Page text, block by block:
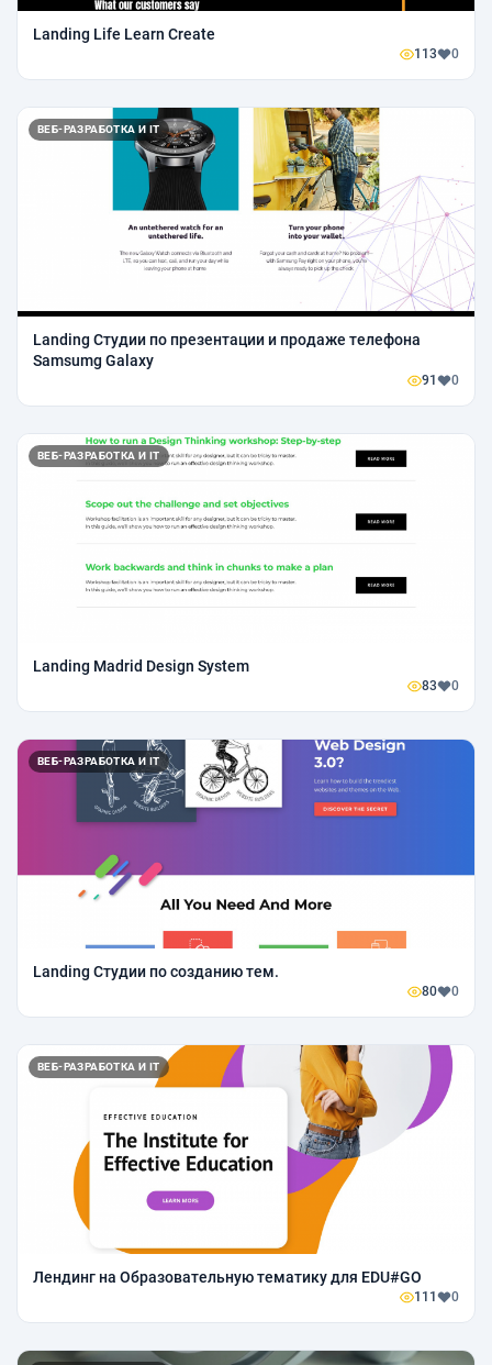
Landing Life Learn Create
113 0
ВЕБ-РАЗРАБОТКА И IT
Landing Студии по презентации и продаже телефона
Samsumg Galaxy
91 0
ВЕБ-РАЗРАБОТКА И IT
Landing Madrid Design System
83 0
ВЕБ-РАЗРАБОТКА И IT
Landing Студии по созданию тем.
80 0
ВЕБ-РАЗРАБОТКА И IT
Лендинг на Образовательную тематику для EDU#GO
111 0